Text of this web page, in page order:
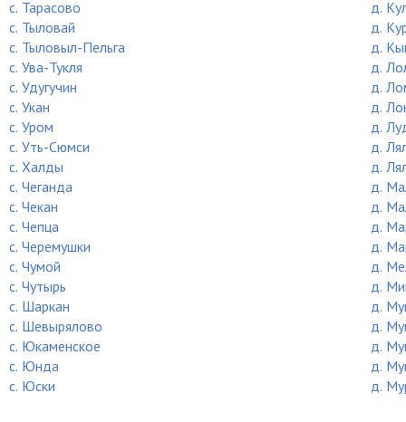
c. Тарасово
c. Тыловай
c. Тыловыл-Пельга
c. Ува-Тукля
c. Удугучин
c. Укан
c. Уром
c. Уть-Сюмси
c. Халды
c. Чеганда
c. Чекан
c. Чепца
c. Черемушки
c. Чумой
c. Чутырь
c. Шаркан
c. Шевырялово
c. Юкаменское
c. Юнда
c. Юски
д.
д.
д.
д.
д.
д.
д.
д.
д.
д.
д.
д.
д.
д.
д.
д.
д.
д.
д.
д.